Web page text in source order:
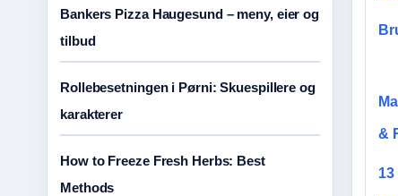
&
Bankers Pizza Haugesund – meny, eier og
tilbud
Rollebesetningen i Pørni: Skuespillere og
karakterer
How to Freeze Fresh Herbs: Best
Methods